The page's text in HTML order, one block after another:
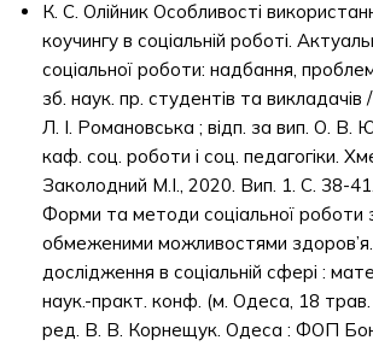
К. С. Олійник Особливості
коучингу в соціальній роботі.
соціальної роботи: надбання,
зб. наук. пр. студентів та викладачів
Л. І. Романовська ; відп. за вип. О. В.
каф. соц. роботи і соц. педагогіки.
Заколодний М.І., 2020. Вип. 1. С. 38-
Форми та методи соціальної роботи
обмеженими можливостями здоров’я.
дослідження в соціальній сфері :
наук.-практ. конф. (м. Одеса, 18 трав.
ред. В. В. Корнещук. Одеса : ФОП